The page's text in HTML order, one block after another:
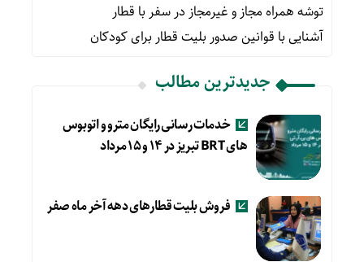
توشه همراه مجاز و غیرمجاز در سفر با قطار
آشنایی با قوانین صدور بلیت قطار برای کودکان
جدیدترین مطالب
خدمات رسانی رایگان مترو و اتوبوس
های BRT تبریز در ۱۴ و ۱۵ مرداد
فروش بلیت قطارهای دهه آخر ماه صفر